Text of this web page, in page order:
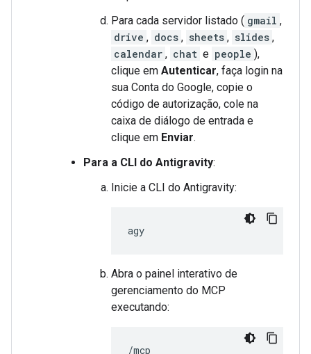
Para cada servidor listado ( gmail ,
drive , docs , sheets , slides ,
calendar , chat e people ),
clique em Autenticar, faça login na
sua Conta do Google, copie o
código de autorização, cole na
caixa de diálogo de entrada e
clique em Enviar.
Para a CLI do Antigravity:
Inicie a CLI do Antigravity:
Abra o painel interativo de
gerenciamento do MCP
executando: